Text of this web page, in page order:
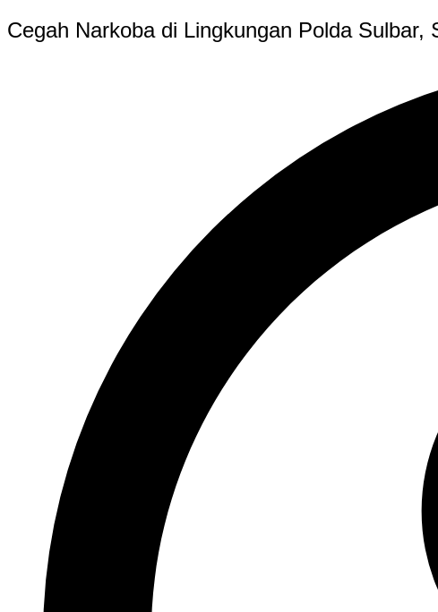
Cegah Narkoba di Lingkungan Polda